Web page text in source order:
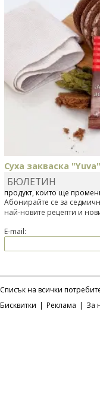
Суха закваска
Отскоро Лесафр
продукт, който ще
БЮЛЕТИН
Абонирайте се за
най-новите рецепти и
E-mail:
Списък на всички
Бисквитки | Реклама | За